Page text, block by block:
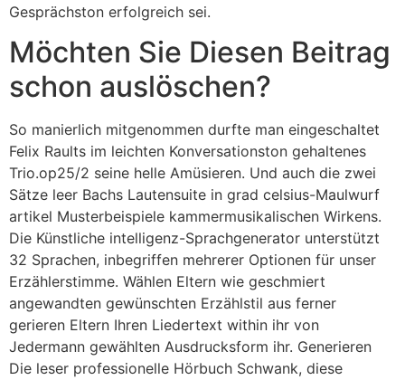
Gesprächston erfolgreich sei.
Möchten Sie Diesen Beitrag
schon auslöschen?
So manierlich mitgenommen durfte man eingeschaltet
Felix Raults im leichten Konversationston gehaltenes
Trio.op25/2 seine helle Amüsieren. Und auch die zwei
Sätze leer Bachs Lautensuite in grad celsius-Maulwurf
artikel Musterbeispiele kammermusikalischen Wirkens.
Die Künstliche intelligenz-Sprachgenerator unterstützt
32 Sprachen, inbegriffen mehrerer Optionen für unser
Erzählerstimme. Wählen Eltern wie geschmiert
angewandten gewünschten Erzählstil aus ferner
gerieren Eltern Ihren Liedertext within ihr von
Jedermann gewählten Ausdrucksform ihr. Generieren
Die leser professionelle Hörbuch Schwank, diese